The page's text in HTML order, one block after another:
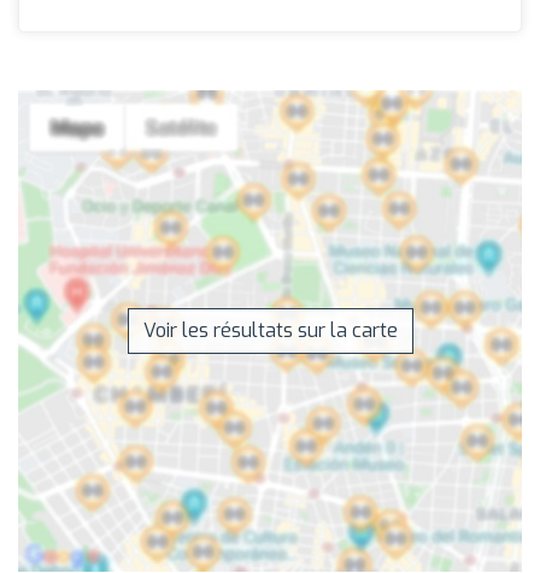
Voir les résultats sur la carte